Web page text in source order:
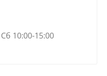
10:00-15:00